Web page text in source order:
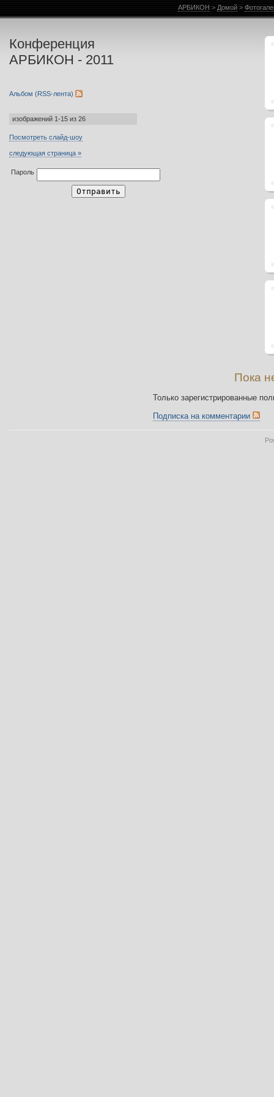
Конференция
АРБИКОН - 2011
Альбом (RSS-лента)
изображений 1-15 из 26
Посмотреть слайд-шоу
следующая страница »
Пароль
АРБИКОН > Домой >
Пока
Только зарегистрированные
Подписка на комментарии